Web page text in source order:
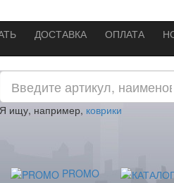
ДОСТАВКА ОПЛАТА
Я ищу, например, коврики
PROMO